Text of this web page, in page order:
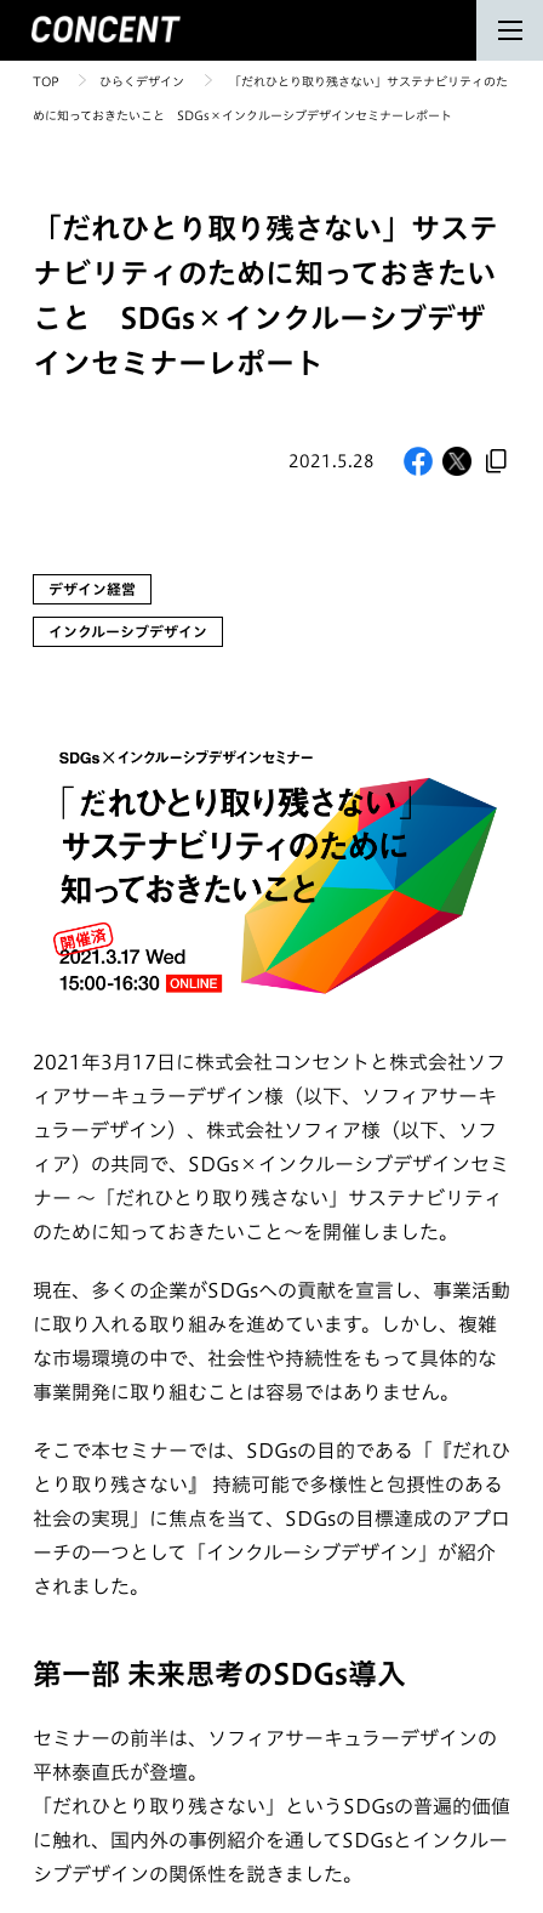
TOP ひらくデザイン 「だれひとり取り残さない」サステナビリティのた
めに知っておきたいこと SDGs×インクルーシブデザインセミナーレポート
「だれひとり取り残さない」サステ
ナビリティのために知っておきたい
こと SDGs×インクルーシブデザ
インセミナーレポート
2021.5.28
デザイン経営
インクルーシブデザイン
2021年3月17日に株式会社コンセントと株式会社ソフ
ィアサーキュラーデザイン様（以下、ソフィアサーキ
ュラーデザイン）、株式会社ソフィア様（以下、ソフ
ィア）の共同で、SDGs×インクルーシブデザインセミ
ナー 〜「だれひとり取り残さない」サステナビリティ
のために知っておきたいこと〜を開催しました。
現在、多くの企業がSDGsへの貢献を宣言し、事業活動
に取り入れる取り組みを進めています。しかし、複雑
な市場環境の中で、社会性や持続性をもって具体的な
事業開発に取り組むことは容易ではありません。
そこで本セミナーでは、SDGsの目的である「『だれひ
とり取り残さない』 持続可能で多様性と包摂性のある
社会の実現」に焦点を当て、SDGsの目標達成のアプロ
ーチの一つとして「インクルーシブデザイン」が紹介
されました。
第一部 未来思考のSDGs導入
セミナーの前半は、ソフィアサーキュラーデザインの
平林泰直氏が登壇。
「だれひとり取り残さない」というSDGsの普遍的価値
に触れ、国内外の事例紹介を通してSDGsとインクルー
シブデザインの関係性を説きました。